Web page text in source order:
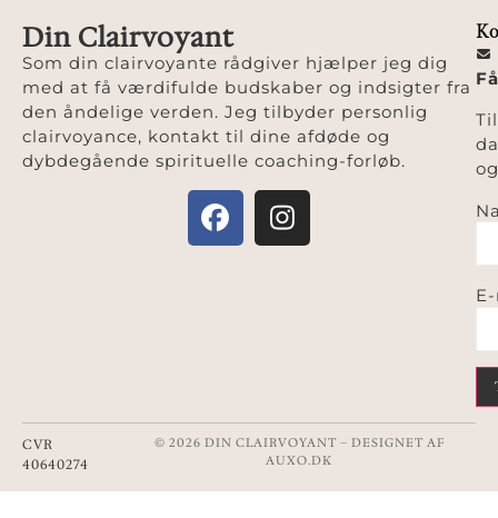
Din Clairvoyant
Som din clairvoyante rådgiver hjælper jeg dig
med at få værdifulde budskaber og indsigter fra
den åndelige verden. Jeg tilbyder personlig
clairvoyance, kontakt til dine afdøde og
dybdegående spirituelle coaching-forløb.
© 2026 DIN CLAIRVOYANT – DESIGNET AF
AUXO.DK
CVR
40640274